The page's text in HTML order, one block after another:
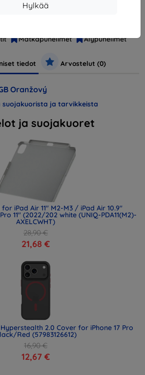
Hylkää
Doogee S55 4+64 GB Orange
Matkapuhelimet Älypuhelimet
tiedot Arvostelut (0)
Oranžový
suojakuorista ja tarvikkeista
ja suojakuoret
for iPad Air 11" M2-M3 / iPad Air 10.9"
11" (2022/202 white (UNIQ-PDA11(M2)-
AXELCWHT)
28,90 €
21,68 €
2.0 Cover for iPhone 17 Pro
Red (57983126612)
16,90 €
12,67 €